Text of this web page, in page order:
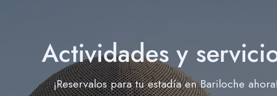
Actividades y
¡Reservalos para tu estadía en Bariloche ahora!